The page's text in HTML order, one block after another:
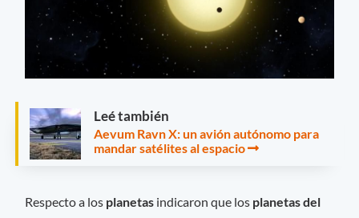
Leé también
Aevum Ravn X: un avión autónomo para
mandar satélites al espacio
Respecto a los planetas indicaron que los planetas del